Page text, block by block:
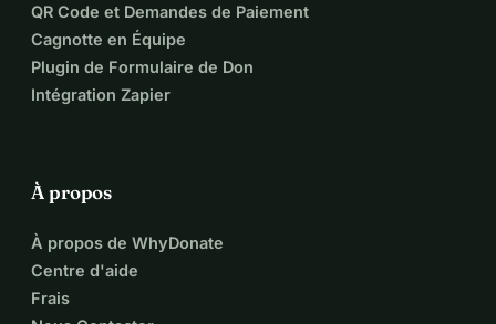
QR Code et Demandes de Paiement
Cagnotte en Équipe
Plugin de Formulaire de Don
Intégration Zapier
À propos
À propos de WhyDonate
Centre d'aide
Frais